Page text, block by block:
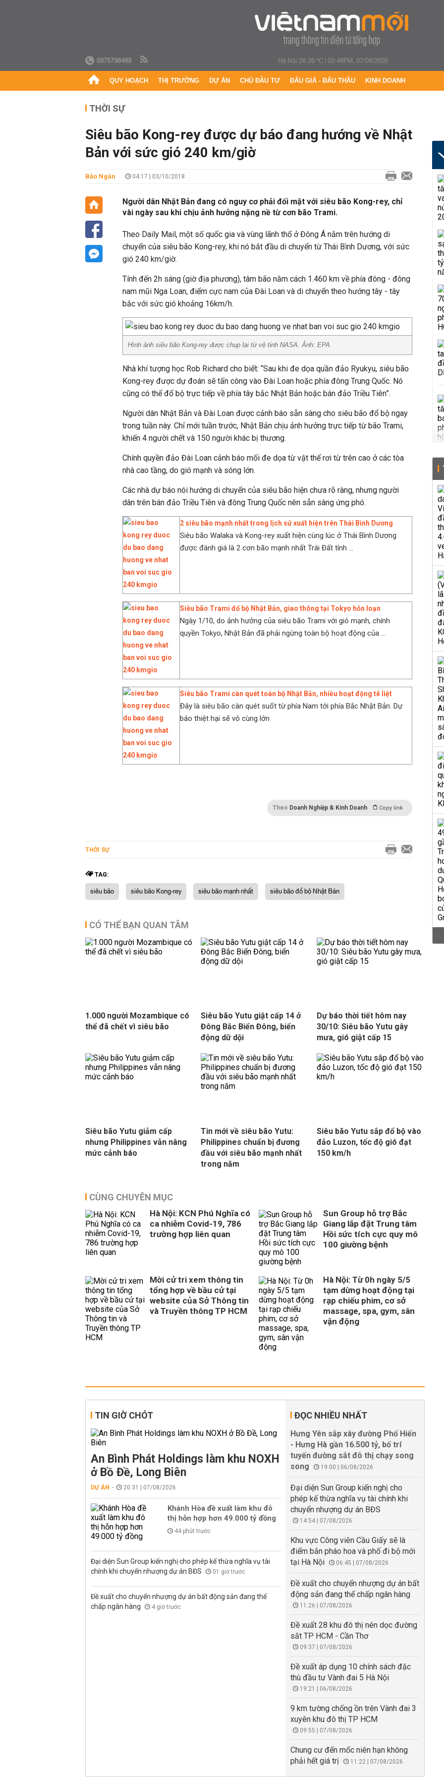
0975798489 Hà Nội 26.26 °C|03:48PM, 07/08/2026
QUY HOẠCH THỊ TRƯỜNG DỰ ÁN CHỦ ĐẦU TƯ ĐẤU GIÁ - ĐẤU THẦU KINH DOANH
THỜI SỰ
Siêu bão Kong-rey được dự báo đang hướng về Nhật
Bản với sức gió 240 km/giờ
Bảo Ngân 04:17 | 03/10/2018
Người dân Nhật Bản đang có nguy cơ phải đối mặt với siêu bão Kong-rey, chỉ
vài ngày sau khi chịu ảnh hưởng nặng nề từ cơn bão Trami.
Theo Daily Mail, một số quốc gia và vùng lãnh thổ ở Đông Á nằm trên hướng di
chuyển của siêu bão Kong-rey, khi nó bắt đầu di chuyển từ Thái Bình Dương, với sức
gió 240 km/giờ.
Tính đến 2h sáng (giờ địa phương), tâm bão nằm cách 1.460 km về phía đông - đông
nam mũi Nga Loan, điểm cực nam của Đài Loan và di chuyển theo hướng tây - tây
bắc với sức gió khoảng 16km/h.
Hình ảnh siêu bão Kong-rey được chụp lại từ vệ tinh NASA. Ảnh: EPA
Nhà khí tượng học Rob Richard cho biết: “Sau khi đe dọa quần đảo Ryukyu, siêu bão
Kong-rey được dự đoán sẽ tấn công vào Đài Loan hoặc phía đông Trung Quốc. Nó
cũng có thể đổ bộ trực tiếp về phía tây bắc Nhật Bản hoặc bán đảo Triều Tiên”.
Người dân Nhật Bản và Đài Loan được cảnh báo sẵn sàng cho siêu bão đổ bộ ngay
trong tuần này. Chỉ mới tuần trước, Nhật Bản chịu ảnh hưởng trực tiếp từ bão Trami,
khiến 4 người chết và 150 người khác bị thương.
Chính quyền đảo Đài Loan cảnh báo mối đe dọa từ vật thể rơi từ trên cao ở các tòa
nhà cao tầng, do gió mạnh và sóng lớn.
Các nhà dự báo nói hướng di chuyển của siêu bão hiện chưa rõ ràng, nhưng người
dân trên bán đảo Triều Tiên và đông Trung Quốc nên sẵn sàng ứng phó.
2 siêu bão mạnh nhất trong lịch sử xuất hiện trên Thái Bình Dương
Siêu bão Walaka và Kong-rey xuất hiện cùng lúc ở Thái Bình Dương
được đánh giá là 2 cơn bão mạnh nhất Trái Đất tính ...
Siêu bão Trami đổ bộ Nhật Bản, giao thông tại Tokyo hỗn loạn
Ngày 1/10, do ảnh hưởng của siêu bão Trami với gió mạnh, chính
quyền Tokyo, Nhật Bản đã phải ngừng toàn bộ hoạt động của ...
Siêu bão Trami càn quét toàn bộ Nhật Bản, nhiều hoạt động tê liệt
Đây là siêu bão càn quét suốt từ phía Nam tới phía Bắc Nhật Bản. Dự
báo thiệt hại sẽ vô cùng lớn
Theo Doanh Nghiệp & Kinh Doanh Copy link
THỜI SỰ
TAG:
siêu bão siêu bão Kong-rey siêu bão mạnh nhất siêu bão đổ bộ Nhật Bản
CÓ THỂ BẠN QUAN TÂM
1.000 người Mozambique có
thể đã chết vì siêu bão
Siêu bão Yutu giật cấp 14 ở
Đông Bắc Biển Đông, biển
động dữ dội
Dự báo thời tiết hôm nay
30/10: Siêu bão Yutu gây
mưa, gió giật cấp 15
Siêu bão Yutu giảm cấp
nhưng Philippines vẫn nâng
mức cảnh báo
Tin mới về siêu bão Yutu:
Philippines chuẩn bị đương
đầu với siêu bão mạnh nhất
trong năm
Siêu bão Yutu sắp đổ bộ vào
đảo Luzon, tốc độ gió đạt
150 km/h
CÙNG CHUYÊN MỤC
Hà Nội: KCN Phú Nghĩa có
ca nhiễm Covid-19, 786
trường hợp liên quan
Sun Group hỗ trợ Bắc
Giang lắp đặt Trung tâm
Hồi sức tích cực quy mô
100 giường bệnh
Mời cử tri xem thông tin
tổng hợp về bầu cử tại
website của Sở Thông tin
và Truyền thông TP HCM
Hà Nội: Từ 0h ngày 5/5
tạm dừng hoạt động tại
rạp chiếu phim, cơ sở
massage, spa, gym, sân
vận động
TIN GIỜ CHÓT
An Bình Phát Holdings làm khu NOXH
ở Bồ Đề, Long Biên
DỰ ÁN 20:31 | 07/08/2026
Khánh Hòa đề xuất làm khu đô
thị hỗn hợp hơn 49.000 tỷ đồng
44 phút trước
Đại diện Sun Group kiến nghị cho phép kế thừa nghĩa vụ tài
chính khi chuyển nhượng dự án BĐS
01 giờ trước
Đề xuất cho chuyển nhượng dự án bất động sản đang thế
chấp ngân hàng
4 giờ trước
ĐỌC NHIỀU NHẤT
Hưng Yên sắp xây đường Phố Hiến
- Hưng Hà gần 16.500 tỷ, bố trí
tuyến đường sắt đô thị chạy song
song
19:00 | 06/08/2026
Đại diện Sun Group kiến nghị cho
phép kế thừa nghĩa vụ tài chính khi
chuyển nhượng dự án BĐS
14:54 | 07/08/2026
Khu vực Công viên Cầu Giấy sẽ là
điểm bắn pháo hoa và phố đi bộ mới
tại Hà Nội
06:45 | 07/08/2026
Đề xuất cho chuyển nhượng dự án bất
động sản đang thế chấp ngân hàng
11:26 | 07/08/2026
Đề xuất 28 khu đô thị nén dọc đường
sắt TP HCM - Cần Thơ
09:37 | 07/08/2026
Đề xuất áp dụng 10 chính sách đặc
thù đầu tư Vành đai 5 Hà Nội
19:21 | 06/08/2026
9 km tường chống ồn trên Vành đai 3
xuyên khu đô thị TP HCM
09:55 | 07/08/2026
Chung cư đến mốc niên hạn không
phải hết giá trị
11:22 | 07/08/2026